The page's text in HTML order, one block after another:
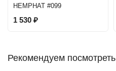
HEMPHAT #099
1 530 ₽
Рекомендуем посмотреть